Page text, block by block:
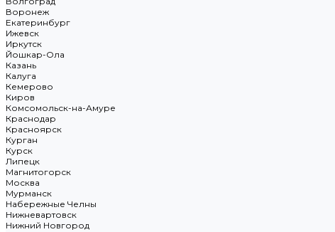
Воронеж
Екатеринбург
Ижевск
Иркутск
Йошкар-Ола
Казань
Калуга
Кемерово
Киров
Комсомольск-на-Амуре
Краснодар
Красноярск
Курган
Курск
Липецк
Магнитогорск
Москва
Мурманск
Набережные Челны
Нижневартовск
Нижний Новгород